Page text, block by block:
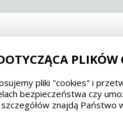
PLIKÓW
pliki "cookies" i
bezpieczeństwa czy
znajdą Państwo